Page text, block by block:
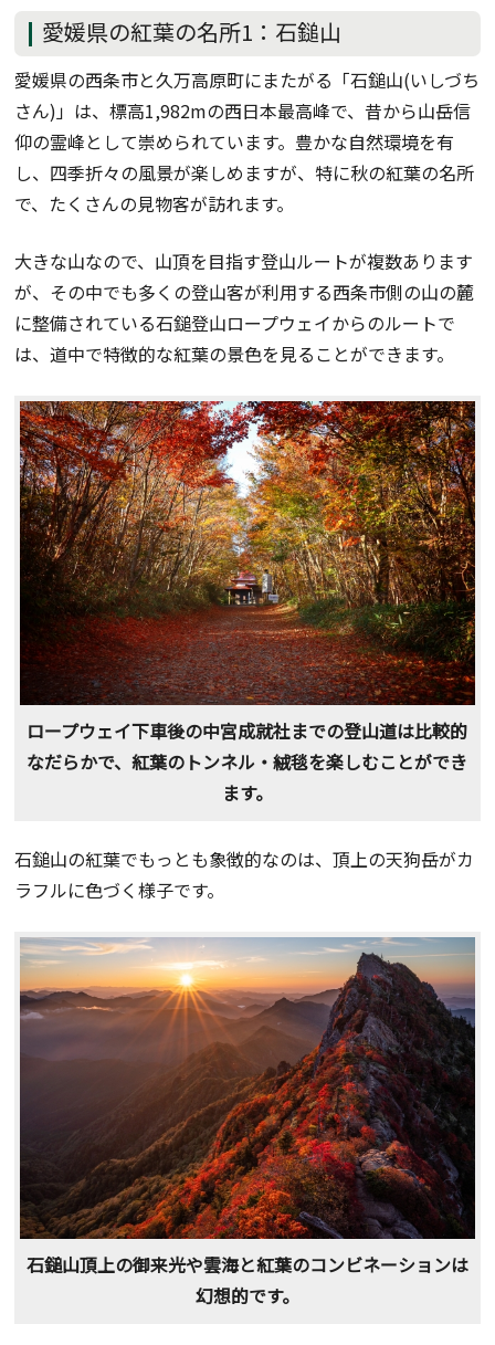
愛媛県の紅葉の名所1：石鎚山
愛媛県の西条市と久万高原町にまたがる「石鎚山(いしづち
さん)」は、標高1,982mの西日本最高峰で、昔から山岳信
仰の霊峰として崇められています。豊かな自然環境を有
し、四季折々の風景が楽しめますが、特に秋の紅葉の名所
で、たくさんの見物客が訪れます。
大きな山なので、山頂を目指す登山ルートが複数あります
が、その中でも多くの登山客が利用する西条市側の山の麓
に整備されている石鎚登山ロープウェイからのルートで
は、道中で特徴的な紅葉の景色を見ることができます。
ロープウェイ下車後の中宮成就社までの登山道は比較的
なだらかで、紅葉のトンネル・絨毯を楽しむことができ
ます。
石鎚山の紅葉でもっとも象徴的なのは、頂上の天狗岳がカ
ラフルに色づく様子です。
石鎚山頂上の御来光や雲海と紅葉のコンビネーションは
幻想的です。